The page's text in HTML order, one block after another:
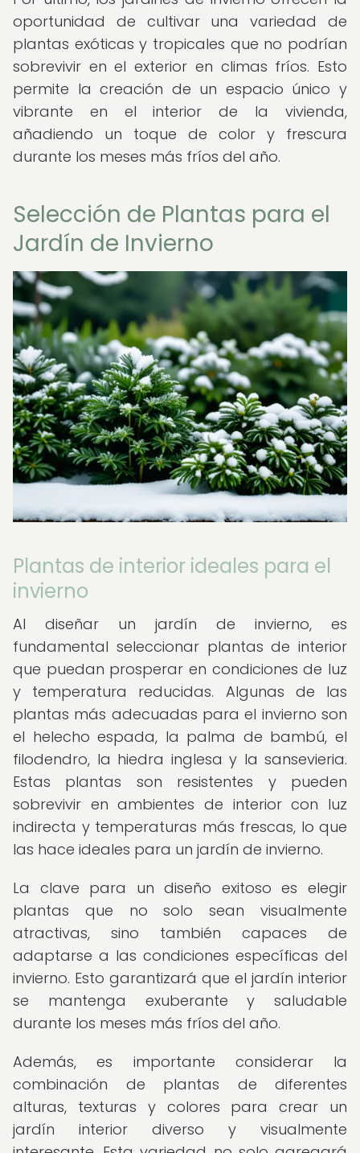
oportunidad de cultivar una variedad de
plantas exóticas y tropicales que no podrían
sobrevivir en el exterior en climas fríos. Esto
permite la creación de un espacio único y
vibrante en el interior de la vivienda,
añadiendo un toque de color y frescura
durante los meses más fríos del año.
Selección de Plantas para el
Jardín de Invierno
Plantas de interior ideales para el
invierno
Al diseñar un jardín de invierno, es
fundamental seleccionar plantas de interior
que puedan prosperar en condiciones de luz
y temperatura reducidas. Algunas de las
plantas más adecuadas para el invierno son
el helecho espada, la palma de bambú, el
filodendro, la hiedra inglesa y la sansevieria.
Estas plantas son resistentes y pueden
sobrevivir en ambientes de interior con luz
indirecta y temperaturas más frescas, lo que
las hace ideales para un jardín de invierno.
La clave para un diseño exitoso es elegir
plantas que no solo sean visualmente
atractivas, sino también capaces de
adaptarse a las condiciones específicas del
invierno. Esto garantizará que el jardín interior
se mantenga exuberante y saludable
durante los meses más fríos del año.
Además, es importante considerar la
combinación de plantas de diferentes
alturas, texturas y colores para crear un
jardín interior diverso y visualmente